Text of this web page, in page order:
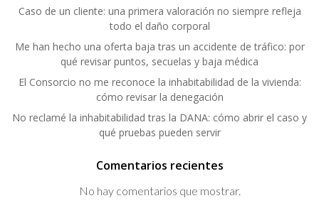
Caso de un cliente: una primera valoración no siempre refleja
todo el daño corporal
Me han hecho una oferta baja tras un accidente de tráfico: por
qué revisar puntos, secuelas y baja médica
El Consorcio no me reconoce la inhabitabilidad de la vivienda:
cómo revisar la denegación
No reclamé la inhabitabilidad tras la DANA: cómo abrir el caso y
qué pruebas pueden servir
Comentarios recientes
No hay comentarios que mostrar.